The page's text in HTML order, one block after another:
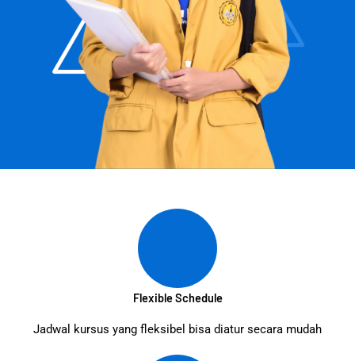
Flexible Schedule
Jadwal kursus yang fleksibel bisa diatur secara mudah